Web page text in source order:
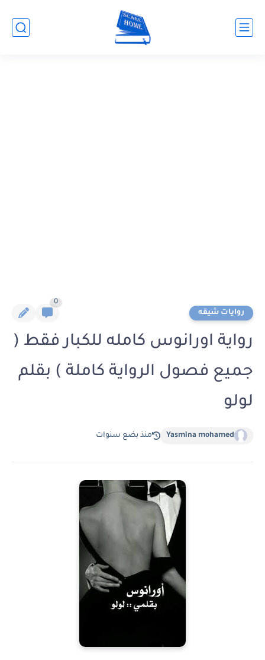
روايات شيقه
0
رواية اورانوس كامله للكبار فقط (
جميع فصول الرواية كاملة ) بقلم
لولو
Yasmina mohamed منذ بضع سنوات